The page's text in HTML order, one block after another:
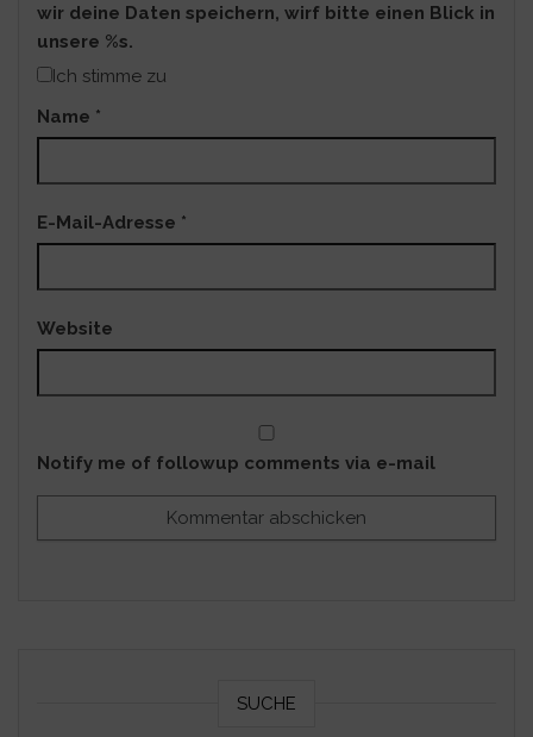
wir deine Daten speichern, wirf bitte einen Blick in
unsere %s.
Ich stimme zu
Name *
E-Mail-Adresse *
Website
Notify me of followup comments via e-mail
SUCHE